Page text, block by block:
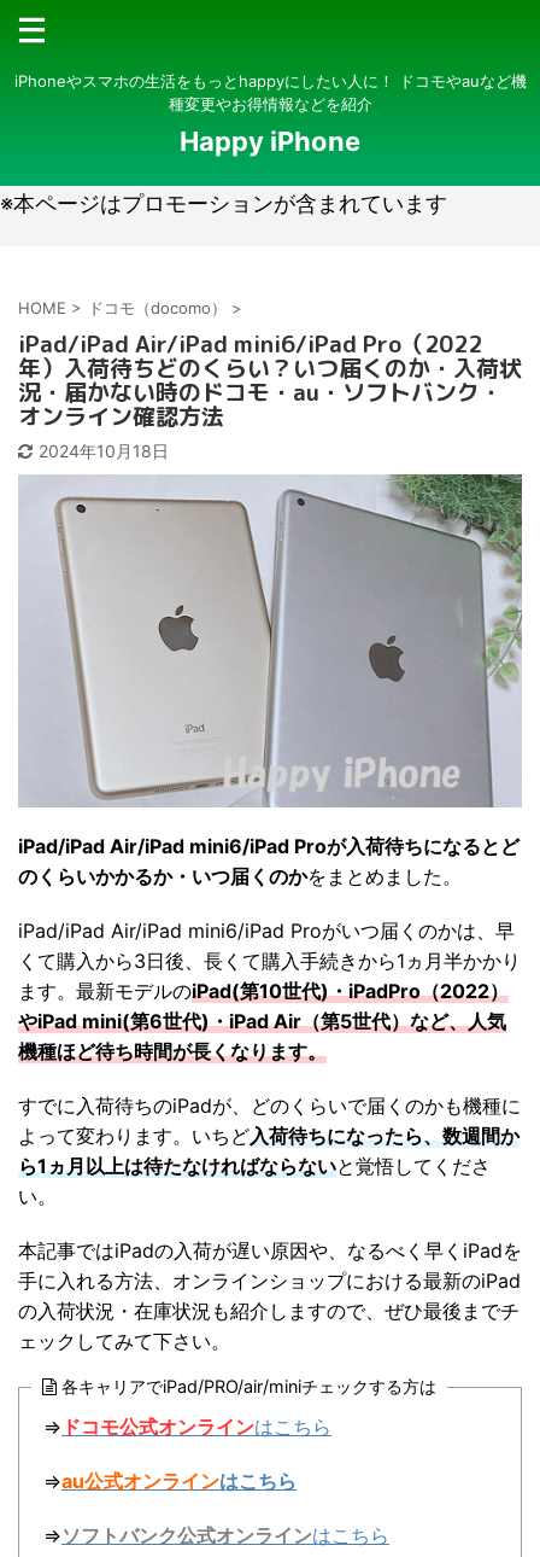
iPhoneやスマホの生活をもっとhappyにしたい人に！ ドコモやauなど機
種変更やお得情報などを紹介
Happy iPhone
※本ページはプロモーションが含まれています
HOME > ドコモ（docomo） >
iPad/iPad Air/iPad mini6/iPad Pro（2022
年）入荷待ちどのくらい？いつ届くのか・入荷状
況・届かない時のドコモ・au・ソフトバンク・
オンライン確認方法
2024年10月18日
iPad/iPad Air/iPad mini6/iPad Proが入荷待ちになるとど
のくらいかかるか・いつ届くのかをまとめました。
iPad/iPad Air/iPad mini6/iPad Proがいつ届くのかは、早
くて購入から3日後、長くて購入手続きから1ヵ月半かかり
ます。最新モデルのiPad(第10世代)・iPadPro（2022）
やiPad mini(第6世代)・iPad Air（第5世代）など、人気
機種ほど待ち時間が長くなります。
すでに入荷待ちのiPadが、どのくらいで届くのかも機種に
よって変わります。いちど入荷待ちになったら、数週間か
ら1ヵ月以上は待たなければならないと覚悟してくださ
い。
本記事ではiPadの入荷が遅い原因や、なるべく早くiPadを
手に入れる方法、オンラインショップにおける最新のiPad
の入荷状況・在庫状況も紹介しますので、ぜひ最後までチ
ェックしてみて下さい。
各キャリアでiPad/PRO/air/miniチェックする方は
⇒ ドコモ公式オンラインはこちら
⇒au公式オンラインはこちら
⇒ソフトバンク公式オンラインはこちら